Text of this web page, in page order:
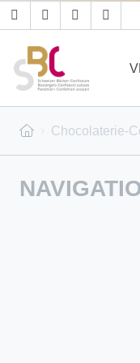
Chocolaterie-